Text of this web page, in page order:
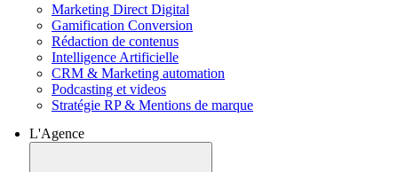
Marketing Direct Digital
Gamification Conversion
Rédaction de contenus
Intelligence Artificielle
CRM & Marketing automation
Podcasting et videos
Stratégie RP & Mentions de marque
L'Agence